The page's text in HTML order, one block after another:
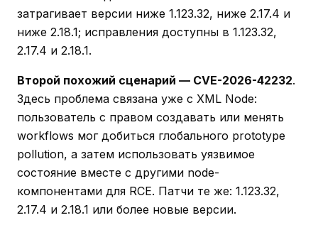
затрагивает версии ниже 1.123.32, ниже 2.17.4 и
ниже 2.18.1; исправления доступны в 1.123.32,
2.17.4 и 2.18.1.
Второй похожий сценарий — CVE-2026-42232.
Здесь проблема связана уже с XML Node:
пользователь с правом создавать или менять
workflows мог добиться глобального prototype
pollution, а затем использовать уязвимое
состояние вместе с другими node-
компонентами для RCE. Патчи те же: 1.123.32,
2.17.4 и 2.18.1 или более новые версии.